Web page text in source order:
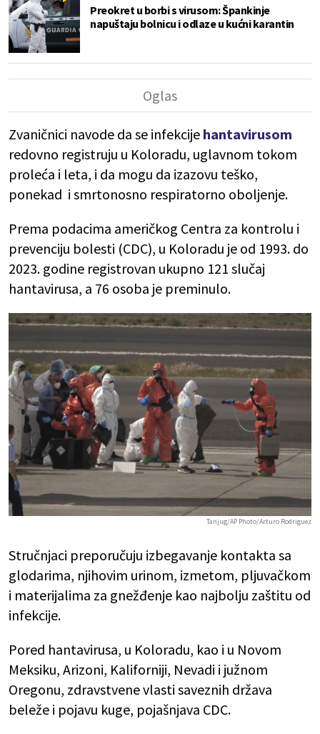
Preokret u borbi s virusom: Špankinje
napuštaju bolnicu i odlaze u kućni karantin
Zvaničnici navode da se infekcije hantavirusom
redovno registruju u Koloradu, uglavnom tokom
proleća i leta, i da mogu da izazovu teško,
ponekad i smrtonosno respiratorno oboljenje.
Prema podacima američkog Centra za kontrolu i
prevenciju bolesti (CDC), u Koloradu je od 1993. do
2023. godine registrovan ukupno 121 slučaj
hantavirusa, a 76 osoba je preminulo.
Tanjug/AP Photo/Arturo Rodriguez
Stručnjaci preporučuju izbegavanje kontakta sa
glodarima, njihovim urinom, izmetom, pljuvačkom
i materijalima za gnežđenje kao najbolju zaštitu od
infekcije.
Pored hantavirusa, u Koloradu, kao i u Novom
Meksiku, Arizoni, Kaliforniji, Nevadi i južnom
Oregonu, zdravstvene vlasti saveznih država
beleže i pojavu kuge, pojašnjava CDC.